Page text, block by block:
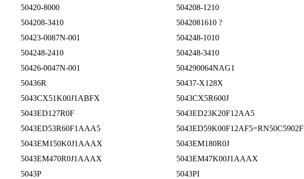
50420-8000 504208-1210
504208-3410 5042081610 ?
50423-0087N-001 504248-1010
504248-2410 504248-3410
50426-0047N-001 504290064NAG1
50436R 50437-X128X
5043CX51K00J1ABFX 5043CX5R600J
5043ED127R0F 5043ED23K20F12AA5
5043ED53R60F1AAA5 5043ED59K00F12AF5=RN50C5902F
5043EM150K0J1AAAX 5043EM180R0J
5043EM470R0J1AAAX 5043EM47K00J1AAAX
5043P 5043PI